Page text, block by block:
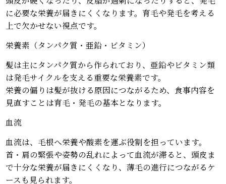
に必要な栄養が届きにくくなります。育毛や発毛を考える
上で欠かせない視点です。
栄養素（タンパク質・亜鉛・ビタミン）
髪は主にタンパク質から作られており、亜鉛やビタミン類
は発毛サイクルを支える重要な栄養素です。
栄養の偏りは髪が抜ける原因につながるため、食事内容を
見直すことは育毛・発毛の基本となります。
血流
血流は、毛根へ栄養や酸素を運ぶ役割を担っています。
首・肩の緊張や姿勢の乱れによって血流が滞ると、頭皮ま
で十分な栄養が届きにくくなり、薄毛の進行につながるケ
ースも見られます。